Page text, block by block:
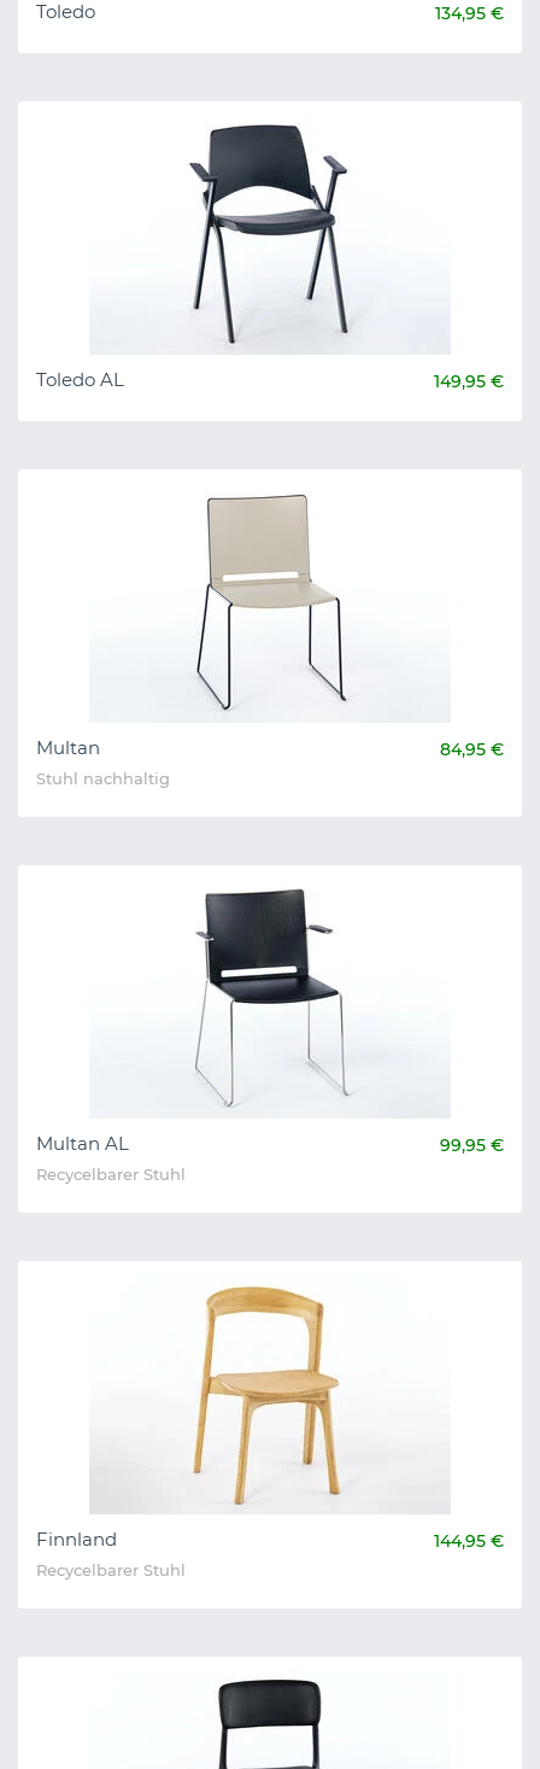
Toledo 134,95 €
Toledo AL 149,95 €
Multan 84,95 €
Stuhl nachhaltig
Multan AL 99,95 €
Recycelbarer Stuhl
Finnland 144,95 €
Recycelbarer Stuhl